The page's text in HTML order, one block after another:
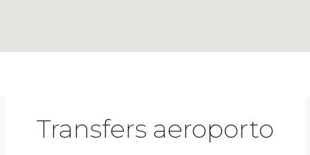
Transfers aeroporto